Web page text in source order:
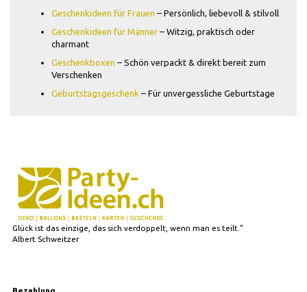
Geschenkideen für Frauen – Persönlich, liebevoll & stilvoll
Geschenkideen für Männer – Witzig, praktisch oder
charmant
Geschenkboxen – Schön verpackt & direkt bereit zum
Verschenken
Geburtstagsgeschenk – Für unvergessliche Geburtstage
Glück ist das einzige, das sich verdoppelt, wenn man es teilt."
Albert Schweitzer
Bezahlung